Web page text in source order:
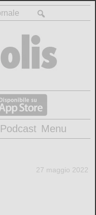
Podcast Menu
27 maggio 2022